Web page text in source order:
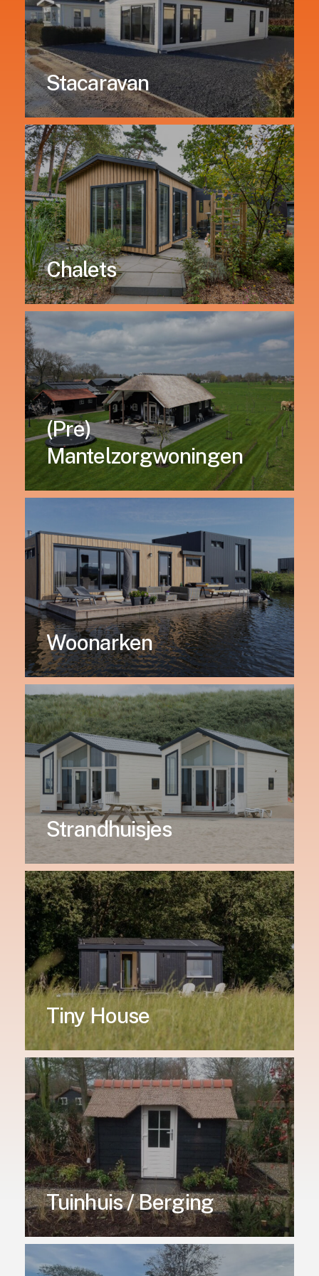
Stacaravan
Chalets
(Pre)
Mantelzorgwoningen
Woonarken
Strandhuisjes
Tiny House
Tuinhuis / Berging